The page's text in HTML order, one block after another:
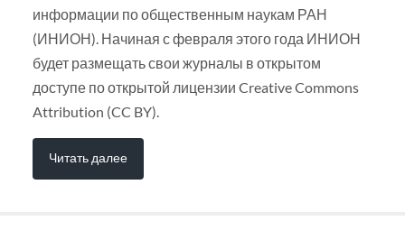
информации по общественным наукам РАН
(ИНИОН). Начиная с февраля этого года ИНИОН
будет размещать свои журналы в открытом
доступе по открытой лицензии Creative Commons
Attribution (CC BY).
Читать далее